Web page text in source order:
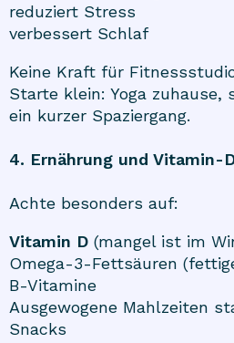
reduziert Stress
verbessert Schlaf
Keine Kraft für
Starte klein: Yoga zuhause,
ein kurzer Spaziergang.
4. Ernährung und Vitamin-
Achte besonders auf:
Vitamin D (mangel ist im
Omega-3-Fettsäuren
B-Vitamine
Ausgewogene Mahlzeiten
Snacks